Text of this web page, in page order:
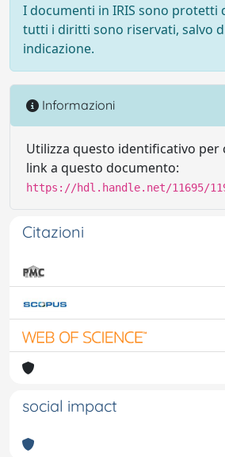
I documenti in IRIS sono protetti
tutti i diritti sono riservati, salvo
indicazione.
Informazioni
Utilizza questo identificativo per
link a questo documento:
https://hdl.handle.net/11695/
Citazioni
social impact